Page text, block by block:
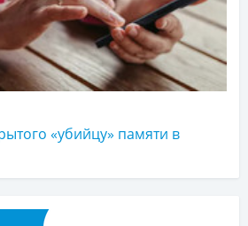
«убийцу» памяти в